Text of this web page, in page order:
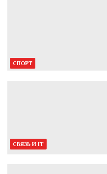
СПОРТ
СВЯЗЬ И IT